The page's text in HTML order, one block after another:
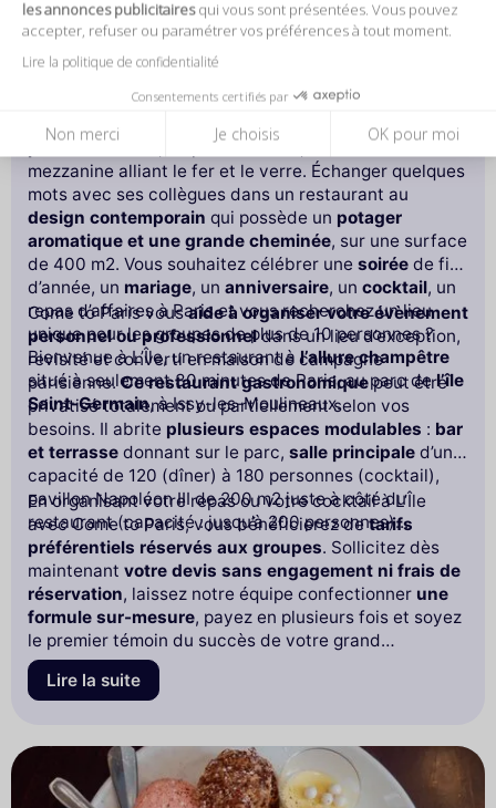
les annonces publicitairesqui vous sont présentées. Vous pouvez
accepter, refuser ou paramétrer vos préférences à tout moment.
Lire la politique de confidentialité
Consentements certifiés par
Non merci Je choisis OK pour moi
Boire un verre entre amis dans un
cadre authentique
proche de Paris
, en pleine nature
, dans une
mezzanine alliant le fer et le verre. Échanger quelques
mots avec ses collègues dans un restaurant au
design contemporain qui possède un potager
aromatique et une grande cheminée, sur une surface
de 400 m2. Vous souhaitez célébrer une soirée de fin
d’année, un mariage, un anniversaire, un cocktail, un
repas d’affaires à Paris et vous recherchez un lieu
unique pour les groupes de plus de 10 personnes ?
Bienvenue à L’Île, un restaurant àl’allure champêtre
situé à seulement 30 minutes de Paris, au parc del’île
Saint-Germain, à Issy-les-Moulineaux.
Come to Paris vousaide à organiser votre évènement
personnel ou professionneldans un lieu d’exception,
revisité et converti en maison de campagne
parisienne.Ce restaurant gastronomiquepeut être
privatisé totalement ou partiellement selon vos
besoins. Il abrite plusieurs espaces modulables : bar
et terrasse donnant sur le parc, salle principale d’une
capacité de 120 (dîner) à 180 personnes (cocktail),
pavillon Napoléon III de 200 m2 juste à côté du
restaurant (capacité : jusqu’à 200 personnes)...
En organisant votre repas ou votre cocktail à L’Île
avec Come to Paris, vous bénéficierez detarifs
préférentiels réservés aux groupes. Sollicitez dès
maintenant votre devis sans engagement ni frais de
réservation, laissez notre équipe confectionner une
formule sur-mesure, payez en plusieurs fois et soyez
le premier témoin du succès de votre grand
évènement !
Lire la suite